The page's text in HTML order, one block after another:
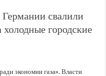
компанию
России
свалили
городские
экономии газа». Власти